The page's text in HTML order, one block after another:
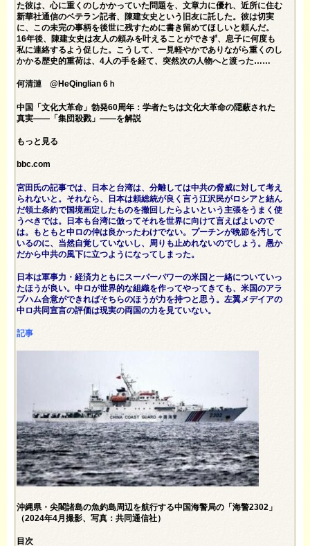
た彼は、心に重くのしかかっていた問題を、文章力に優れ、近所に住む
新華社通信のベテラン記者、陳建女史という旧友に託した。彼は切実
に、この未完の事柄を後世に残すために書き留めてほしいと頼んだ。
16年後、陳建女史は友人の頼みを叶えることができず、息子に何度も
私に連絡するよう促した。こうして、一見軽やかでありながら重くのし
かかる歴史的重荷は、4人の手を経て、突然次の人物へと渡った……
何清漣 @HeQinglian 6ｈ
中国「文化大革命」勃発60周年：学者たちは文化大革命の隠蔽された
真実――「集団殺戮」――を解説
もっと見る
bbc.com
宮田氏の記事では、日本と台湾は、分離しては中共の脅威に対して考え
られないと。それなら、日本は頼総統が良く言う江沢民がロシアと結ん
だ領土条約で国境画定したものを撤回したらよいという主張をうまく使
うべきでは。日本も台湾に倣ってそれを世界に向けて言えばよいので
は。もともと中ロの仲は良かったわけでない。プーチンが晩節を汚して
いるのに、当然自覚していないし、周りも止めれないのでしょう。愚か
だから中共の風下に立つようになってしまった。
日本は軍事力・経済力ともにスーパーパワーの米国と一緒についていっ
たほうが良い。中ロが世界的な組織を作ってやってきても、米国のアラ
ブハム合意ができればそちらのほうが力を持つと思う。左翼メデイアの
中ロ共同宣言の評価は現実の両国の力を見ていない。
記事
沖縄県・尖閣諸島の魚釣島周辺を航行する中国海警局の「海警2302」
（2024年4月撮影、写真：共同通信社）
目次